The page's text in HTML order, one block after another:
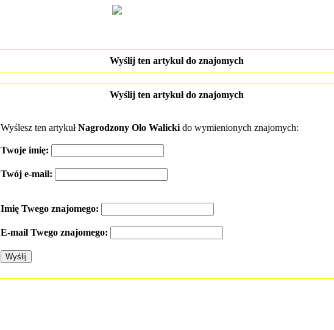
Wyślij ten artykuł do znajomych
Wyślij ten artykuł do znajomych
Wyślesz ten artykułNagrodzony Olo Walicki do wymienionych znajomych:
Twoje imię:
Twój e-mail:
Imię Twego znajomego:
E-mail Twego znajomego: